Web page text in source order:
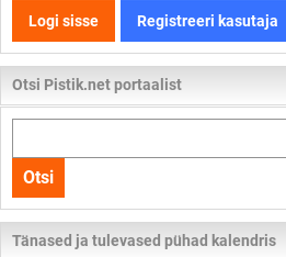
Logi sisse Registreeri kasutaja
Otsi Pistik.net portaalist
kogu
lehelt
Otsi
Tänased ja tulevased pühad kalendris